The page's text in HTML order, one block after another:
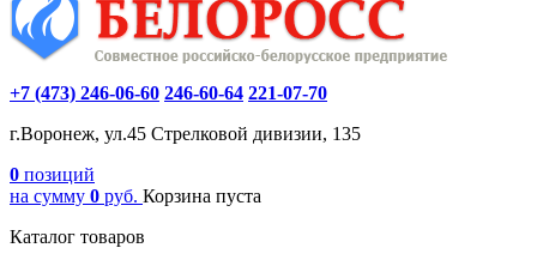
+7 (473) 246-06-60 246-60-64 221-07-70
г.Воронеж, ул.45 Стрелковой дивизии, 135
0 позиций
на сумму 0 руб. Корзина пуста
Каталог товаров